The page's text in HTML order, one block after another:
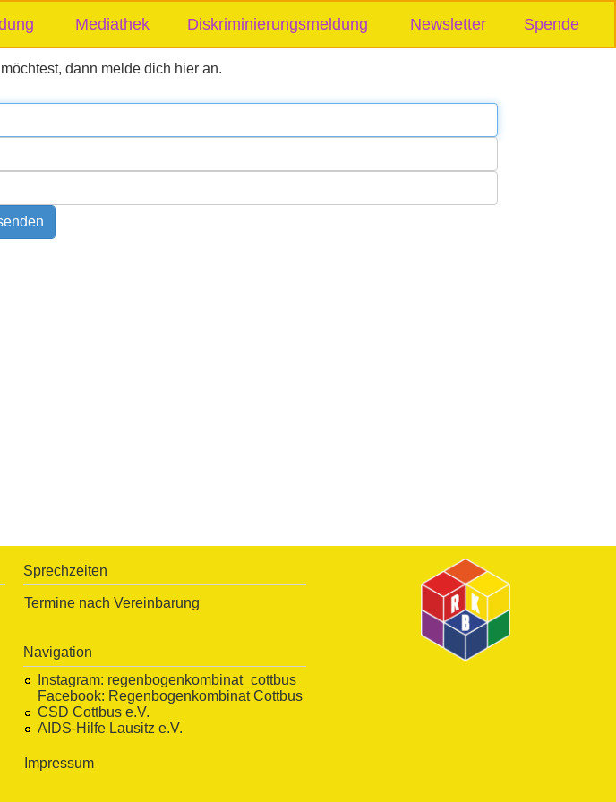
Mediathek Diskriminierungsmeldung Newsletter Spende
dann melde dich hier an.
Sprechzeiten
Termine nach Vereinbarung
Navigation
Instagram: regenbogenkombinat_cottbus
Facebook: Regenbogenkombinat Cottbus
CSD Cottbus e.V.
AIDS-Hilfe Lausitz e.V.
Impressum